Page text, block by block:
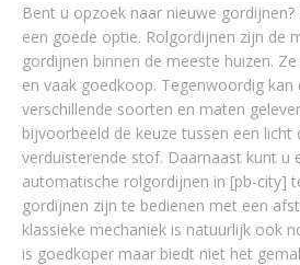
Bent u opzoek naar nieuwe
een goede optie. Rolgordijnen zijn de
gordijnen binnen de meeste huizen.
en vaak goedkoop. Tegenwoordig kan
verschillende soorten en maten
bijvoorbeeld de keuze tussen een
verduisterende stof. Daarnaast kunt u
automatische rolgordijnen in [pb-city]
gordijnen zijn te bedienen met een
klassieke mechaniek is natuurlijk ook
is goedkoper maar biedt niet het